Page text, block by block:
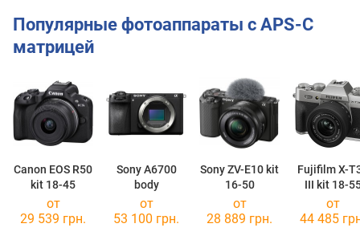
Популярные фотоаппараты с APS-C
матрицей
Canon EOS R50
kit 18-45
Sony A6700
body
Sony ZV-E10 kit
16-50
Fujifilm X-
III kit 18-
от
29 539 грн.
от
53 100 грн.
от
28 889 грн.
от
44 485